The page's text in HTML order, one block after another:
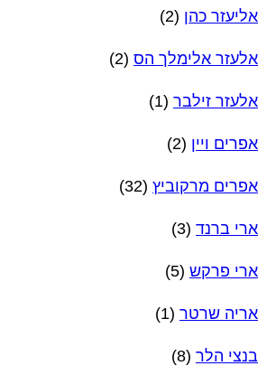
אליעזר כהן (2)
אלעזר אלימלך הס (2)
אלעזר זילבר (1)
אפרים ויין (2)
אפרים מרקוביץ (32)
ארי ברנד (3)
ארי פרקש (5)
אריה שרטר (1)
בנצי הלר (8)